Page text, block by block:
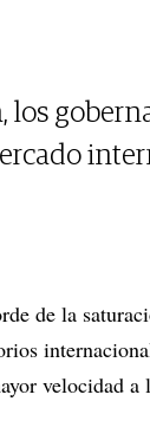
los
de la
velocidad a